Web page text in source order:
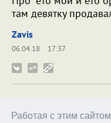
Работая с этим
там девятку
Zavis
06.04.18
17:37
садомазо-